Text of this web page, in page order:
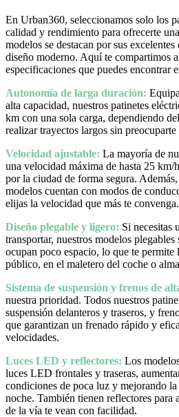
En Urban360, seleccionamos solo los
calidad y rendimiento para ofrecerte
modelos se destacan por sus
diseño moderno. Aquí te compartimos
especificaciones que puedes encontrar
Autonomía de larga duración:
alta capacidad, nuestros patinetes
km con una sola carga, dependiendo
realizar trayectos largos sin
Velocidad ajustable: La mayoría de
una velocidad máxima de hasta 25 km/
por la ciudad de forma segura.
modelos cuentan con modos de
elijas la velocidad que más te convenga.
Diseño plegable y ligero: Si necesitas
transportar, nuestros modelos plegables
ocupan poco espacio, lo que te permite
público, en el maletero del coche o
Sistema de suspensión y frenos de
nuestra prioridad. Todos nuestros
suspensión delanteros y traseros, y
que garantizan un frenado rápido y
velocidades.
Luces LED y reflectores: Los
luces LED frontales y traseras,
condiciones de poca luz y mejorando
noche. También tienen reflectores para
de la vía te vean con facilidad.